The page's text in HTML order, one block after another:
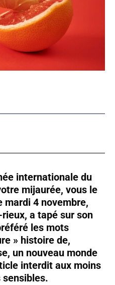
internationale du
mijaurée, vous le
4 novembre,
a tapé sur son
les mots
» histoire de,
un nouveau monde
interdit aux moins
sensibles.